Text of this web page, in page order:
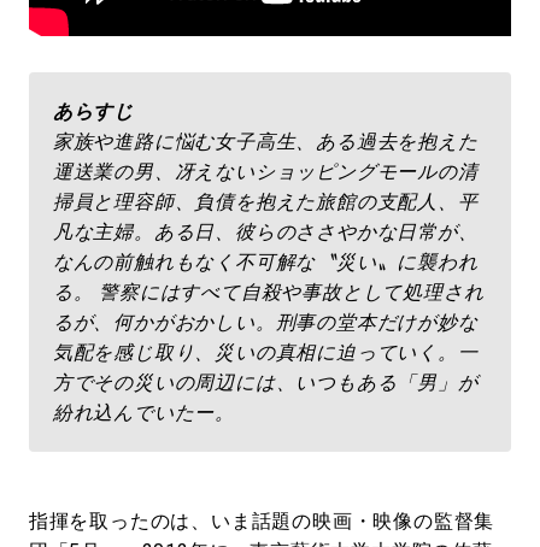
あらすじ
家族や進路に悩む女子高生、ある過去を抱えた
運送業の男、冴えないショッピングモールの清
掃員と理容師、負債を抱えた旅館の支配人、平
凡な主婦。ある日、彼らのささやかな日常が、
なんの前触れもなく不可解な〝災い〟に襲われ
る。 警察にはすべて自殺や事故として処理され
るが、何かがおかしい。刑事の堂本だけが妙な
気配を感じ取り、災いの真相に迫っていく。一
方でその災いの周辺には、いつもある「男」が
紛れ込んでいたー。
指揮を取ったのは、いま話題の映画・映像の監督集